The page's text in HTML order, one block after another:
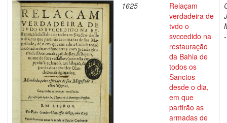
1625
Relaçam
verdadeira de
tvdo o
svccedido na
restauração
da Bahia de
todos os
Sanctos
desde o dia,
em que
partirão as
armadas de